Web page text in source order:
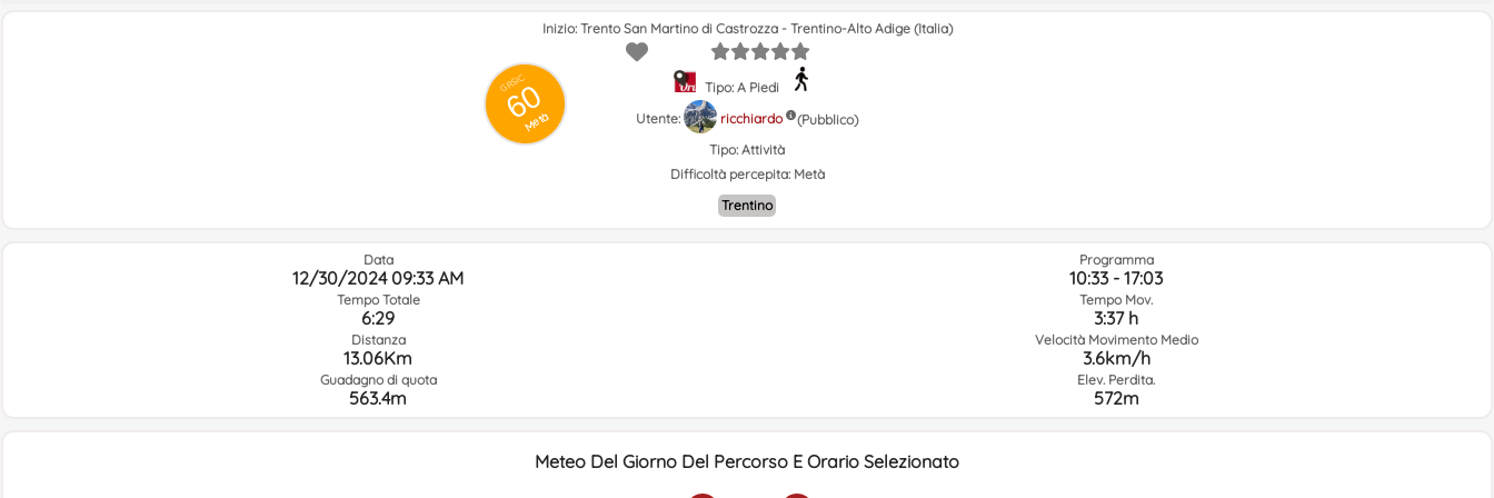
GRSIC
60
Metà
Inizio: Trento San Martino di Castrozza - Trentino-Alto Adige (Italia)
Tipo: A Piedi
Utente:
ricchiardo
(Pubblico)
Tipo: Attività
Difficoltà percepita: Metà
Trentino
Data
12/30/2024 09:33 AM
Tempo Totale
6:29
Distanza
13.06Km
Guadagno di quota
563.4m
Programma
10:33 - 17:03
Tempo Mov.
3:37 h
Velocità Movimento Medio
3.6km/h
Elev. Perdita.
572m
Meteo Del Giorno Del Percorso E Orario Selezionato